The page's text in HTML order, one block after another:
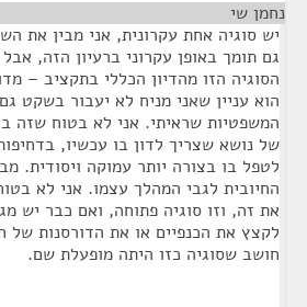
נחמן שי
יש סוגיה אחת עקרונית, אני מבין את
גם תומך באופן עקרוני ברעיון הזה,
הסוגיה הזו מהדיון הכללי בתקציב –
הוא עניין שאני מניח לא יעבור בשקט
המשפטיות שראיתי. אני לא בטוח שזה
של נושא שצריך לדון בו עכשיו,
לטפל בו בצורה יותר עמוקה ויסודית.
החיובית לגבי המהלך עצמו. אני לא
את זה, וזו סוגיה פתוחה, ואם כבר יש
לקצץ את הכנפיים או את הדורסנות של
חושב שסוגיה כזו היתה מופעלת שם.